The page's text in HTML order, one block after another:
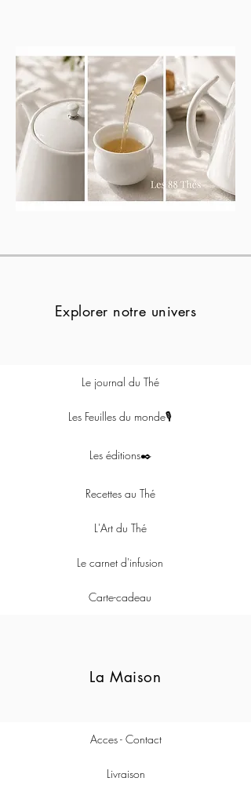
Explorer notre univers
Le journal du Thé
Les Feuilles du monde🎙
Les éditions✒️
Recettes au Thé
L'Art du Thé
Le carnet d'infusion
Carte-cadeau
La Maison
Acces - Contact
Livraison